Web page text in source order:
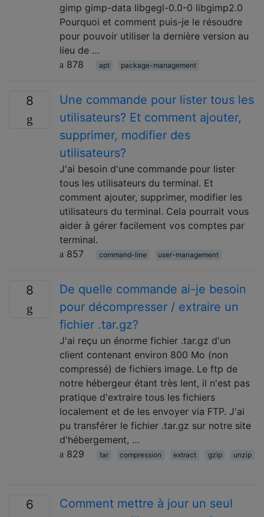
gimp gimp-data libgegl-0.0-0 libgimp2.0
Pourquoi et comment puis-je le résoudre
pour pouvoir utiliser la dernière version au
lieu de …
878
apt package-management
8
Une commande pour lister tous les
utilisateurs? Et comment ajouter,
supprimer, modifier des
utilisateurs?
J'ai besoin d'une commande pour lister
tous les utilisateurs du terminal. Et
comment ajouter, supprimer, modifier les
utilisateurs du terminal. Cela pourrait vous
aider à gérer facilement vos comptes par
terminal.
857
command-line user-management
8
De quelle commande ai-je besoin
pour décompresser / extraire un
fichier .tar.gz?
J'ai reçu un énorme fichier .tar.gz d'un
client contenant environ 800 Mo (non
compressé) de fichiers image. Le ftp de
notre hébergeur étant très lent, il n'est pas
pratique d'extraire tous les fichiers
localement et de les envoyer via FTP. J'ai
pu transférer le fichier .tar.gz sur notre site
d'hébergement, …
829
tar compression extract gzip unzip
6
Comment mettre à jour un seul